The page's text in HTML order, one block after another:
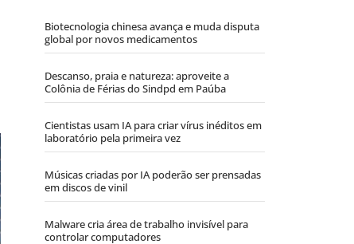
Biotecnologia chinesa avança e muda disputa
global por novos medicamentos
Descanso, praia e natureza: aproveite a
Colônia de Férias do Sindpd em Paúba
Cientistas usam IA para criar vírus inéditos em
laboratório pela primeira vez
Músicas criadas por IA poderão ser prensadas
em discos de vinil
Malware cria área de trabalho invisível para
controlar computadores